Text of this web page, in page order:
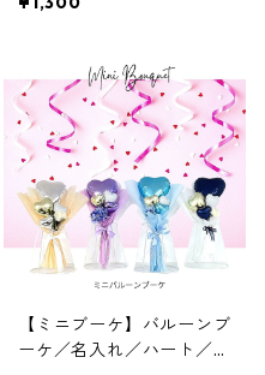
【ミニブーケ】バルーンブ
ーケ／名入れ／ハート／記